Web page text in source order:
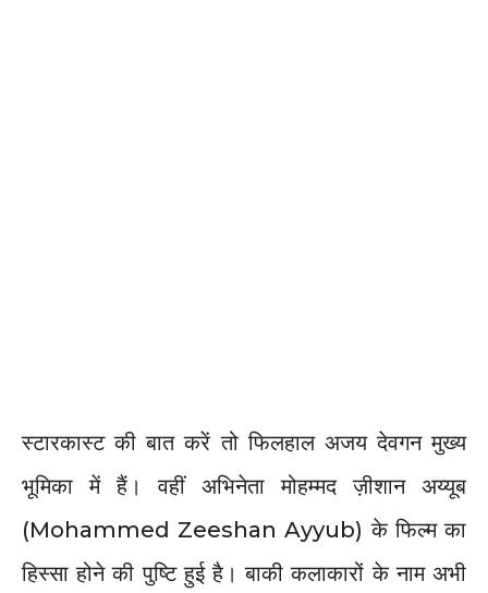
स्टारकास्ट की बात करें तो फिलहाल अजय देवगन मुख्य
भूमिका में हैं। वहीं अभिनेता मोहम्मद ज़ीशान अय्यूब
(Mohammed Zeeshan Ayyub) के फिल्म का
हिस्सा होने की पुष्टि हुई है। बाकी कलाकारों के नाम अभी